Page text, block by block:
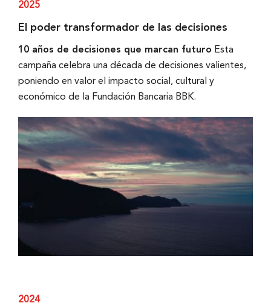
2025
El poder transformador de las decisiones
10 años de decisiones que marcan futuro Esta
campaña celebra una década de decisiones valientes,
poniendo en valor el impacto social, cultural y
económico de la Fundación Bancaria BBK.
2024